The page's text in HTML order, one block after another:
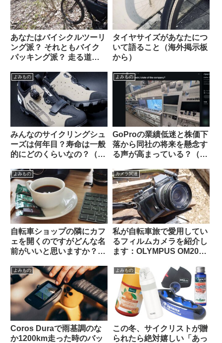
あなたはバイシクルツーリ
ング派？ それともバイク
パッキング派？ 走る道の
備を考える
タイヤサイズがあなたにつ
いて語ること（海外掲示板
から）
よみもの
みんなのサイクリングシュ
ーズは何年目？寿命は一般
的にどのくらいなの？（海
よみもの
GoProの業績低迷と株価下
落から同社の将来を懸念す
る声が高まっている？（海
よみもの
自転車ショップの隣にカフ
ェを開くのですがどんな名
前がいいと思いますか？
カメラ関連
私が自転車旅で愛用してい
るフィルムカメラを紹介し
ます：OLYMPUS OM2000
F3.5
よみもの
Coros Duraで雨基調のな
か1200km走った時のバッ
よみもの
この冬、サイクリストが贈
られたら絶対嬉しい「あっ